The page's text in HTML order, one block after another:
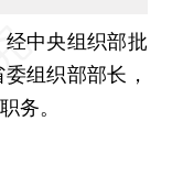
中央组织部批
组织部部长，
务。